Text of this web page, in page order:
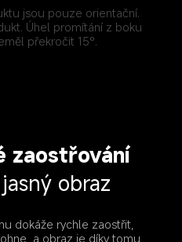
jsou pouze orientační.
Úhel promítání z boku
překročit 15°.
zaostřování
obraz
dokáže rychle zaostřit,
a obraz je díky tomu